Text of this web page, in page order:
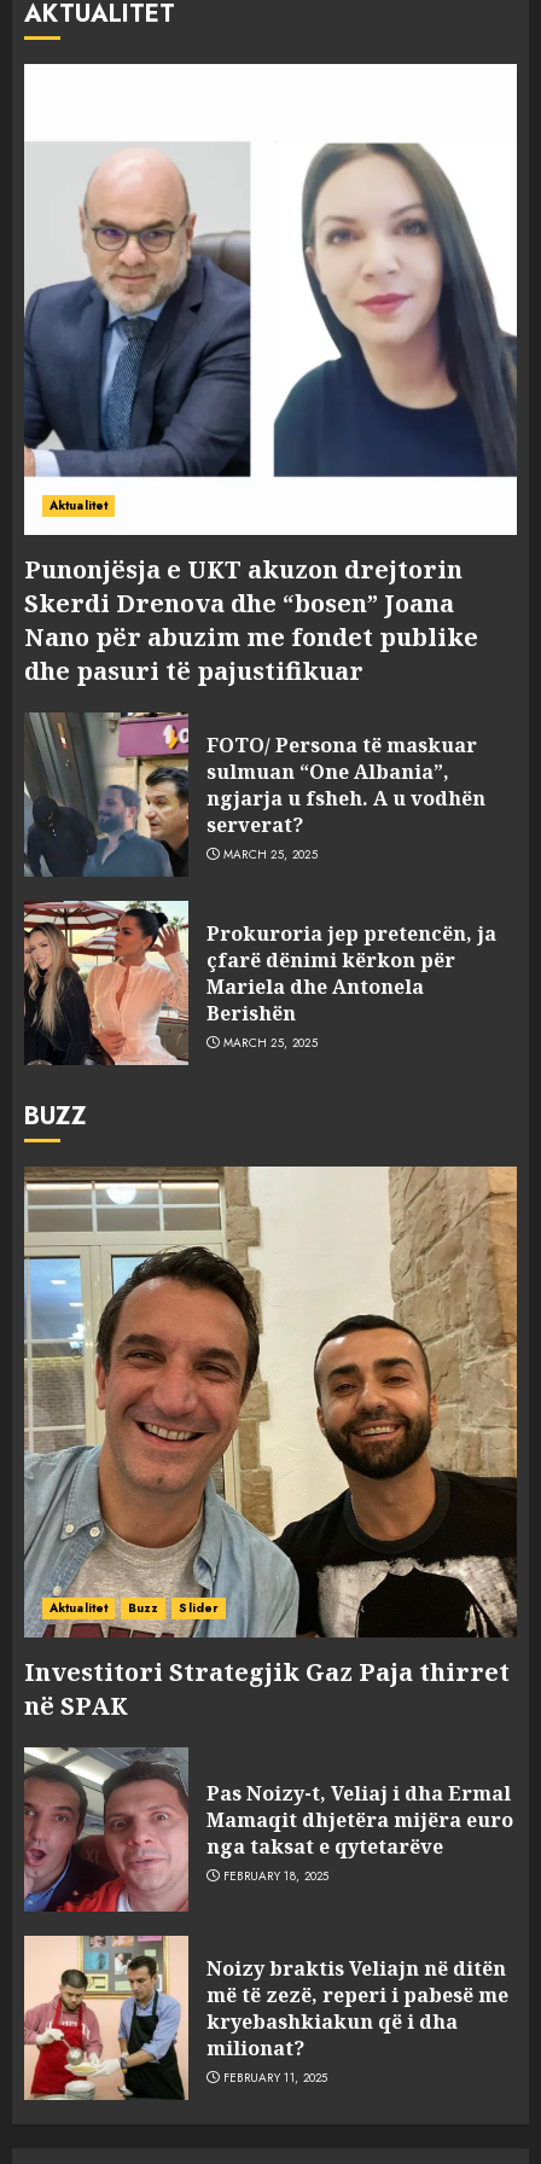
AKTUALITET
Aktualitet
Punonjësja e UKT akuzon drejtorin
Skerdi Drenova dhe “bosen” Joana
Nano për abuzim me fondet publike
dhe pasuri të pajustifikuar
FOTO/ Persona të maskuar
sulmuan “One Albania”,
ngjarja u fsheh. A u vodhën
serverat?
MARCH 25, 2025
Prokuroria jep pretencën, ja
çfarë dënimi kërkon për
Mariela dhe Antonela
Berishën
MARCH 25, 2025
BUZZ
Aktualitet Buzz Slider
Investitori Strategjik Gaz Paja thirret
në SPAK
Pas Noizy-t, Veliaj i dha Ermal
Mamaqit dhjetëra mijëra euro
nga taksat e qytetarëve
FEBRUARY 18, 2025
Noizy braktis Veliajn në ditën
më të zezë, reperi i pabesë me
kryebashkiakun që i dha
milionat?
FEBRUARY 11, 2025
3
sulmuan “One Albania”,
ngjarja u fsheh. A u vodhën
serverat?
MARCH 25, 2025